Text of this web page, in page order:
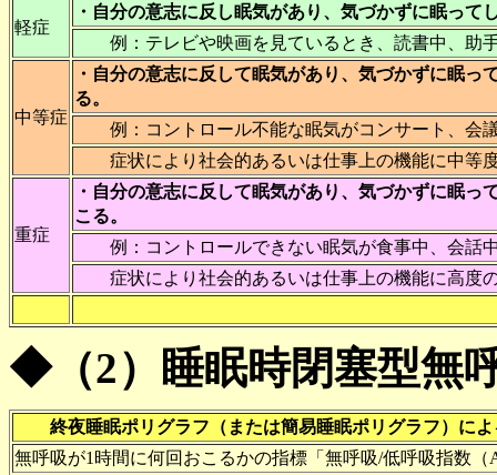
軽症
・自分の意志に反し眠気があり、気づかずに眠っ
例：テレビや映画を見ているとき、読書中、助
中等症
・自分の意志に反して眠気があり、気づかずに眠
る。
例：コントロール不能な眠気がコンサート、会
症状により社会的あるいは仕事上の機能に中等
重症
・自分の意志に反して眠気があり、気づかずに眠
こる。
例：コントロールできない眠気が食事中、会話
症状により社会的あるいは仕事上の機能に高度
◆（2）睡眠時閉塞型無
終夜睡眠ポリグラフ（または簡易睡眠ポリグラフ）によ
無呼吸が1時間に何回おこるかの指標「無呼吸/低呼吸指数（